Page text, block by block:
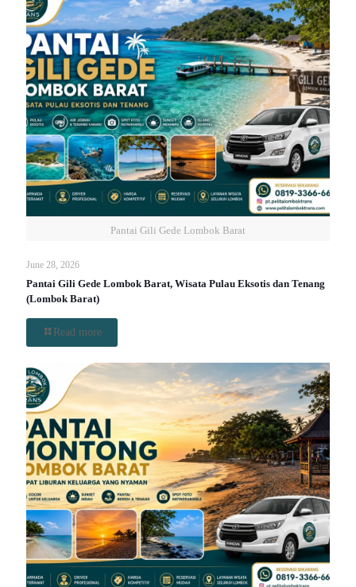
Pantai Gili Gede Lombok Barat
June 28, 2026
Pantai Gili Gede Lombok Barat, Wisata Pulau Eksotis dan Tenang
(Lombok Barat)
Read more